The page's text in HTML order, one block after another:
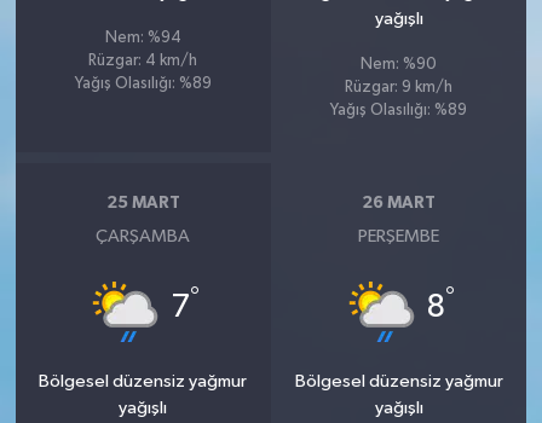
Nem: %94
Rüzgar: 4 km/h
Yağış Olasılığı: %89
yağışlı
Nem: %90
Rüzgar: 9 km/h
Yağış Olasılığı: %89
25 MART
ÇARŞAMBA
7°
Bölgesel düzensiz yağmur
yağışlı
26 MART
PERŞEMBE
8°
Bölgesel düzensiz yağmur
yağışlı